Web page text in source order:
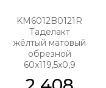
KM6012B0121R
Таделакт
жёлтый матовый
обрезной
60x119,5x0,9